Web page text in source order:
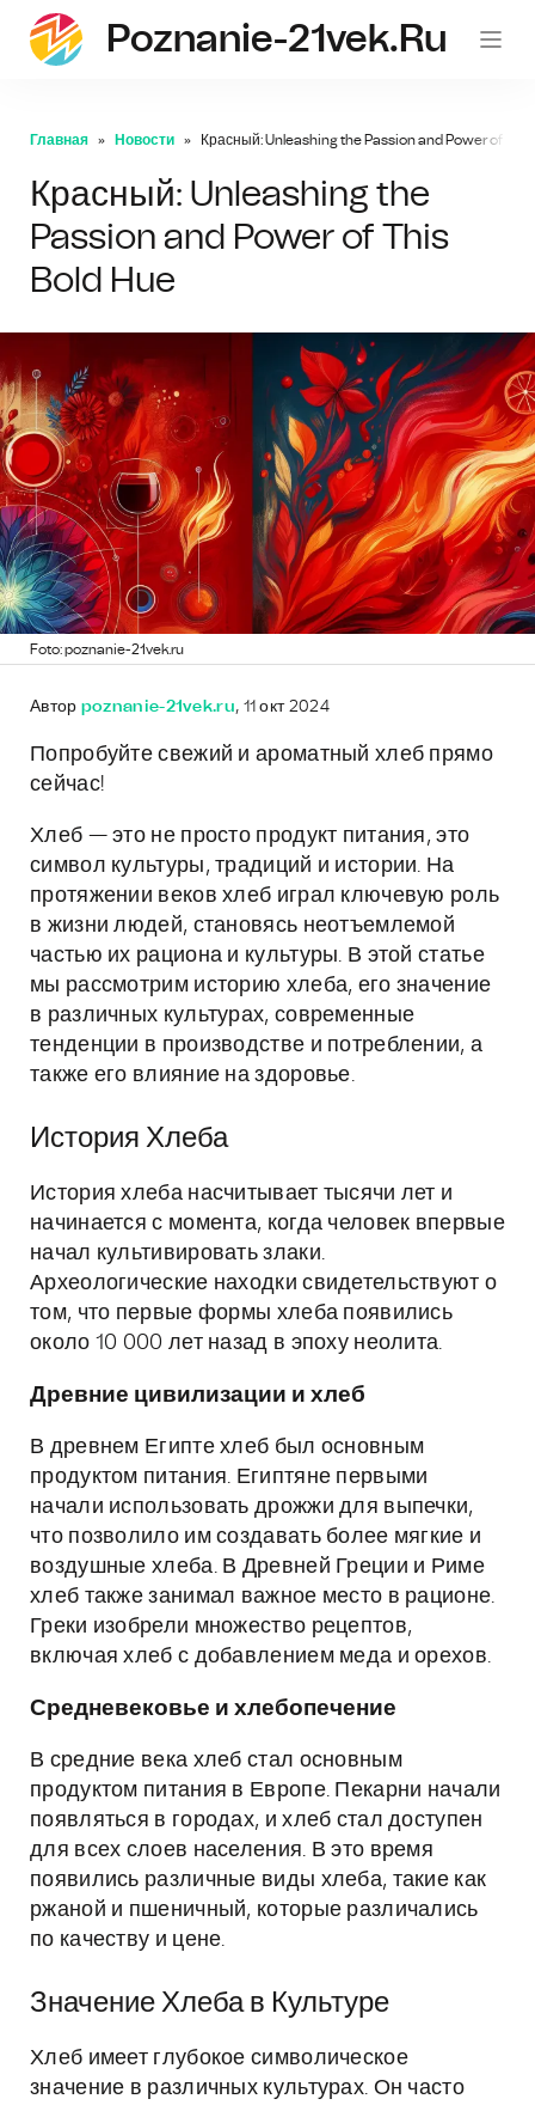
Poznanie-21vek.ru
Главная Новости Красный: Unleashing the Passion and Power of This
Красный: Unleashing the
Passion and Power of This
Bold Hue
Foto: poznanie-21vek.ru
Автор poznanie-21vek.ru, 11 окт 2024
Попробуйте свежий и ароматный хлеб прямо
сейчас!
Хлеб — это не просто продукт питания, это
символ культуры, традиций и истории. На
протяжении веков хлеб играл ключевую роль
в жизни людей, становясь неотъемлемой
частью их рациона и культуры. В этой статье
мы рассмотрим историю хлеба, его значение
в различных культурах, современные
тенденции в производстве и потреблении, а
также его влияние на здоровье.
История Хлеба
История хлеба насчитывает тысячи лет и
начинается с момента, когда человек впервые
начал культивировать злаки.
Археологические находки свидетельствуют о
том, что первые формы хлеба появились
около 10 000 лет назад в эпоху неолита.
Древние цивилизации и хлеб
В древнем Египте хлеб был основным
продуктом питания. Египтяне первыми
начали использовать дрожжи для выпечки,
что позволило им создавать более мягкие и
воздушные хлеба. В Древней Греции и Риме
хлеб также занимал важное место в рационе.
Греки изобрели множество рецептов,
включая хлеб с добавлением меда и орехов.
Средневековье и хлебопечение
В средние века хлеб стал основным
продуктом питания в Европе. Пекарни начали
появляться в городах, и хлеб стал доступен
для всех слоев населения. В это время
появились различные виды хлеба, такие как
ржаной и пшеничный, которые различались
по качеству и цене.
Значение Хлеба в Культуре
Хлеб имеет глубокое символическое
значение в различных культурах. Он часто